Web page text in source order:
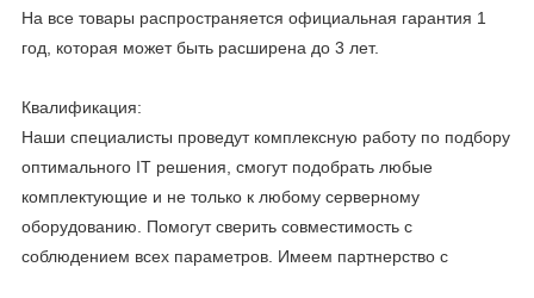
На все товары распространяется официальная гарантия 1
год, которая может быть расширена до 3 лет.
Квалификация:
Наши специалисты проведут комплексную работу по подбору
оптимального IT решения, смогут подобрать любые
комплектующие и не только к любому серверному
оборудованию. Помогут сверить совместимость с
соблюдением всех параметров. Имеем партнерство с